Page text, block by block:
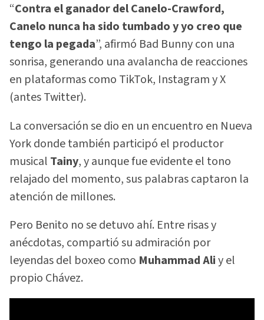
“Contra el ganador del Canelo-Crawford,
Canelo nunca ha sido tumbado y yo creo que
tengo la pegada”, afirmó Bad Bunny con una
sonrisa, generando una avalancha de reacciones
en plataformas como TikTok, Instagram y X
(antes Twitter).
La conversación se dio en un encuentro en Nueva
York donde también participó el productor
musical Tainy, y aunque fue evidente el tono
relajado del momento, sus palabras captaron la
atención de millones.
Pero Benito no se detuvo ahí. Entre risas y
anécdotas, compartió su admiración por
leyendas del boxeo como Muhammad Aliy el
propio Chávez.